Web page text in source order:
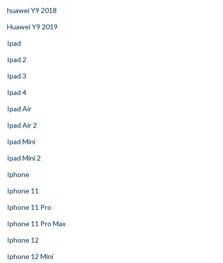
huawei Y9 2018
Huawei Y9 2019
Ipad
Ipad 2
Ipad 3
Ipad 4
Ipad Air
Ipad Air 2
Ipad Mini
Ipad Mini 2
Iphone
Iphone 11
Iphone 11 Pro
Iphone 11 Pro Max
Iphone 12
Iphone 12 Mini